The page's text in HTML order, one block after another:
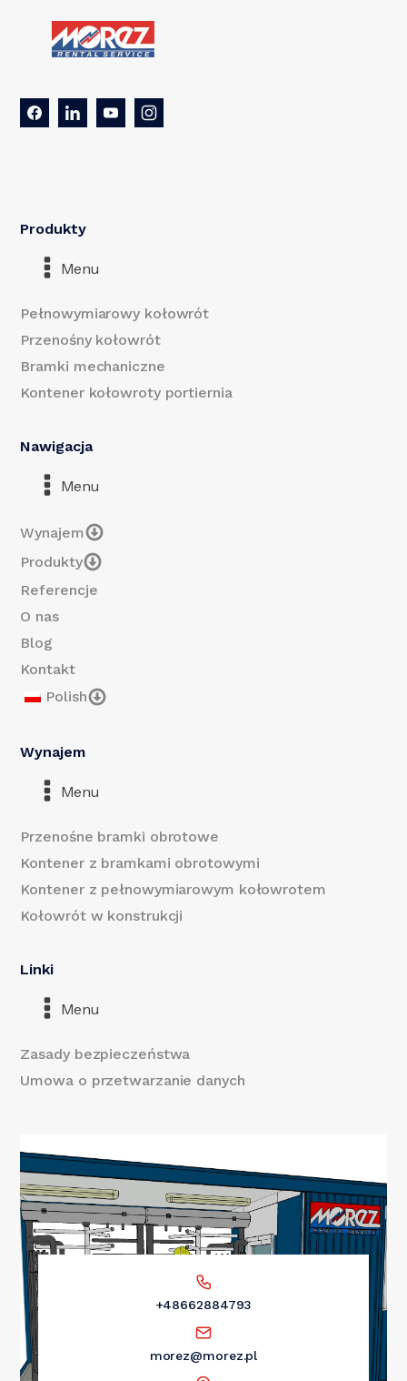
Produkty
Menu
Pełnowymiarowy kołowrót
Przenośny kołowrót
Bramki mechaniczne
Kontener kołowroty portiernia
Nawigacja
Menu
Wynajem
Produkty
Referencje
O nas
Blog
Kontakt
Polish
Wynajem
Menu
Przenośne bramki obrotowe
Kontener z bramkami obrotowymi
Kontener z pełnowymiarowym kołowrotem
Kołowrót w konstrukcji
Linki
Menu
Zasady bezpieczeństwa
Umowa o przetwarzanie danych
+48662884793
morez@morez.pl